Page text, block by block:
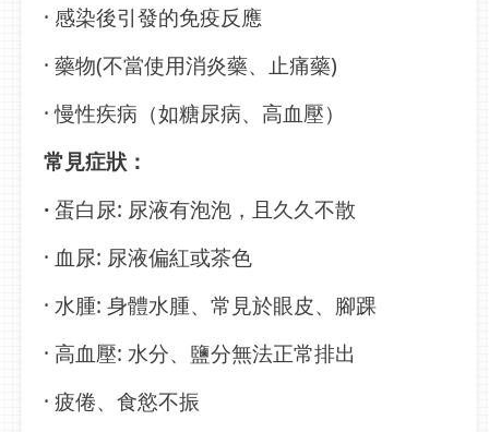
· 感染後引發的免疫反應
· 藥物(不當使用消炎藥、止痛藥)
· 慢性疾病（如糖尿病、高血壓）
常見症狀：
·蛋白尿: 尿液有泡泡，且久久不散
· 血尿: 尿液偏紅或茶色
· 水腫: 身體水腫、常見於眼皮、腳踝
· 高血壓: 水分、鹽分無法正常排出
· 疲倦、食慾不振